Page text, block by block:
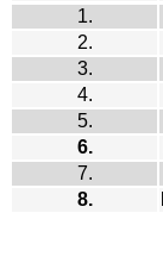
1.
2.
3.
4.
5.
6.
7.
8.